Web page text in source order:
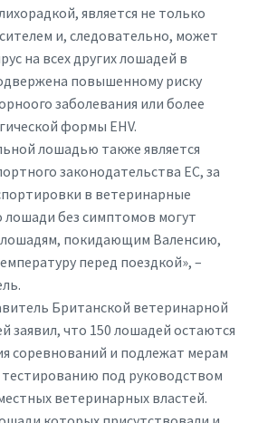
является не только
и, следовательно, может
на всех других лошадей в
повышенному риску
заболевания или более
формы EHV.
лошадью также является
законодательства ЕС, за
в ветеринарные
лошади без симптомов могут
покидающим Валенсию,
перед поездкой», –
Британской ветеринарной
заявил, что 150 лошадей остаются
соревнований и подлежат мерам
под руководством
ветеринарных властей.